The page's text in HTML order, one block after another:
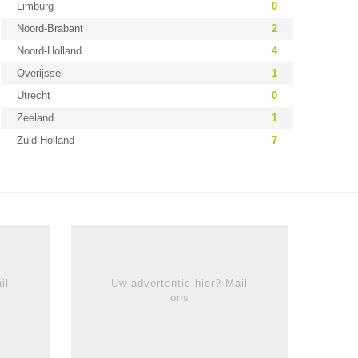
Limburg
0
Noord-Brabant
2
Noord-Holland
4
Overijssel
1
Utrecht
0
Zeeland
1
Zuid-Holland
7
Uw advertentie hier? Mail
ons